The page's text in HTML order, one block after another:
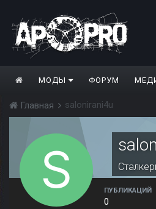
МОДЫ ФОРУМ
Главная salonirani4u
ПУБЛИКАЦИЙ
0